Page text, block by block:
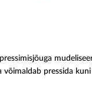
võimaldab pressida